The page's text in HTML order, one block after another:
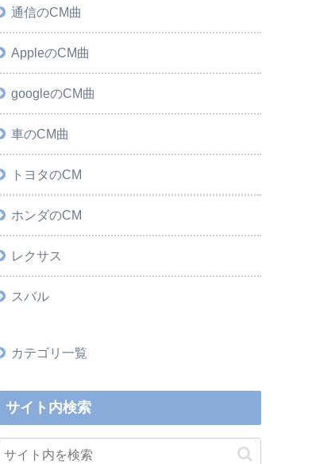
通信のCM曲
AppleのCM曲
googleのCM曲
車のCM曲
トヨタのCM
ホンダのCM
レクサス
スバル
カテゴリ一覧
サイト内検索